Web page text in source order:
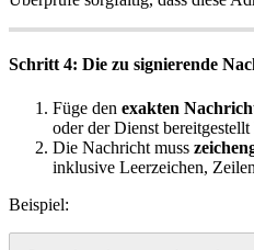
Schritt 4: Die zu signierende
Füge den exakten
oder der Dienst bereitgestellt
Die Nachricht muss
inklusive Leerzeichen,
Beispiel: